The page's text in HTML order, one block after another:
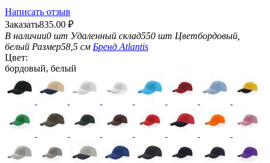
Написать отзыв
Заказать835.00 ₽
В наличии0 шт Удаленный склад550 шт Цветбордовый,
белый Размер58,5 см Бренд Atlantis
Цвет:
бордовый, белый